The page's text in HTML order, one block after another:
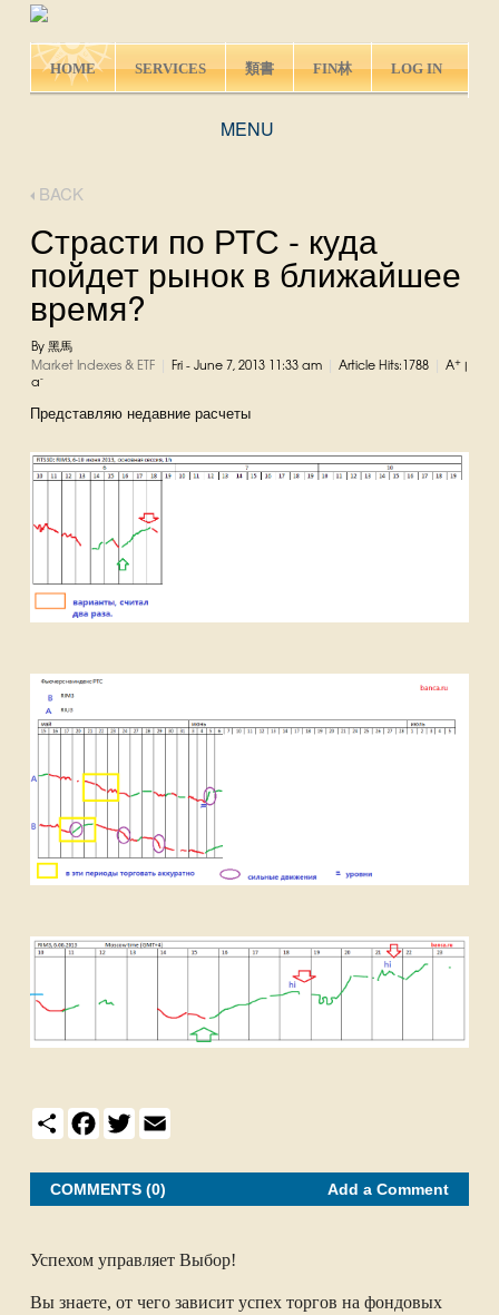
HOME SERVICES 類書 FIN林 LOG IN
MENU
BACK
Страсти по РТС - куда
пойдет рынок в ближайшее
время?
By 黑馬
Market Indexes & ETF
Fri - June 7, 2013 11:33 am Article Hits:1788 A+|
a-
Представляю недавние расчеты
S
h
r
F
a
e
b
o
T
w
t
t
e
E
m
i
l
COMMENTS (0) Add a Comment
Успехом управляет Выбор!
Вы знаете, от чего зависит успех торгов на фондовых